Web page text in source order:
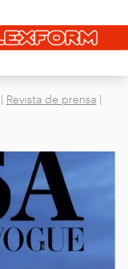
| Revista de prensa |